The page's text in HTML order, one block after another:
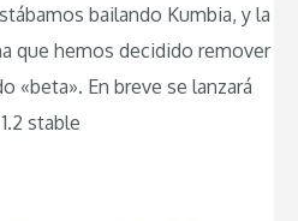
bailando Kumbia, y la
que hemos decidido remover
«beta». En breve se lanzará
stable